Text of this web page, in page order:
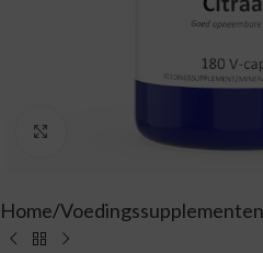
Vergroten
Home Voedingssupplementen